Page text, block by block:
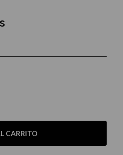
CARRITO